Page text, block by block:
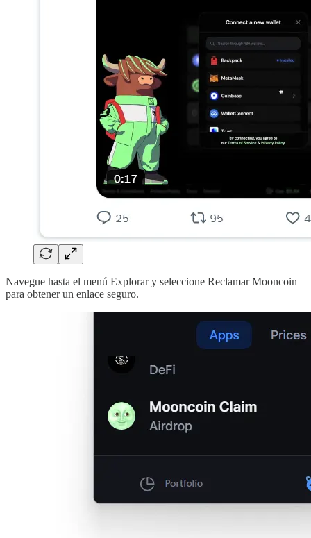
Navegue hasta el menú Explorar y seleccione Reclamar Mooncoin
para obtener un enlace seguro.